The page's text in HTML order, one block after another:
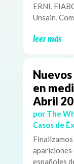
ERNI,
Unsain,
leer más
en
Abril
por The
Casos de
apariciones
españoles